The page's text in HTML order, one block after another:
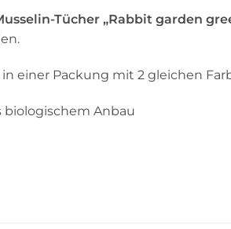
Tücher „Rabbit garden
einer Packung mit 2 gleichen
biologischem Anbau